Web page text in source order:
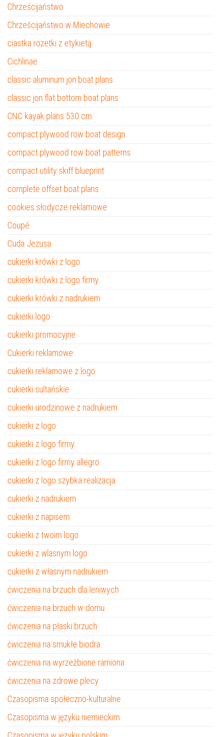
Chrześcijaństwo
Chrześcijaństwo w Miechowie
ciastka rozetki z etykietą
Cichlinae
classic aluminum jon boat plans
classic jon flat bottom boat plans
CNC kayak plans 530 cm
compact plywood row boat design
compact plywood row boat patterns
compact utility skiff blueprint
complete offset boat plans
cookies słodycze reklamowe
Coupé
Cuda Jezusa
cukierki krówki z logo
cukierki krówki z logo firmy
cukierki krówki z nadrukiem
cukierki logo
cukierki promocyjne
Cukierki reklamowe
cukierki reklamowe z logo
cukierki sultańskie
cukierki urodzinowe z nadrukiem
cukierki z logo
cukierki z logo firmy
cukierki z logo firmy allegro
cukierki z logo szybka realizacja
cukierki z nadrukiem
cukierki z napisem
cukierki z twoim logo
cukierki z wlasnym logo
cukierki z własnym nadrukiem
ćwiczenia na brzuch dla leniwych
ćwiczenia na brzuch w domu
ćwiczenia na płaski brzuch
ćwiczenia na smukłe biodra
ćwiczenia na wyrzeźbione ramiona
ćwiczenia na zdrowe plecy
Czasopisma społeczno-kulturalne
Czasopisma w języku niemieckim